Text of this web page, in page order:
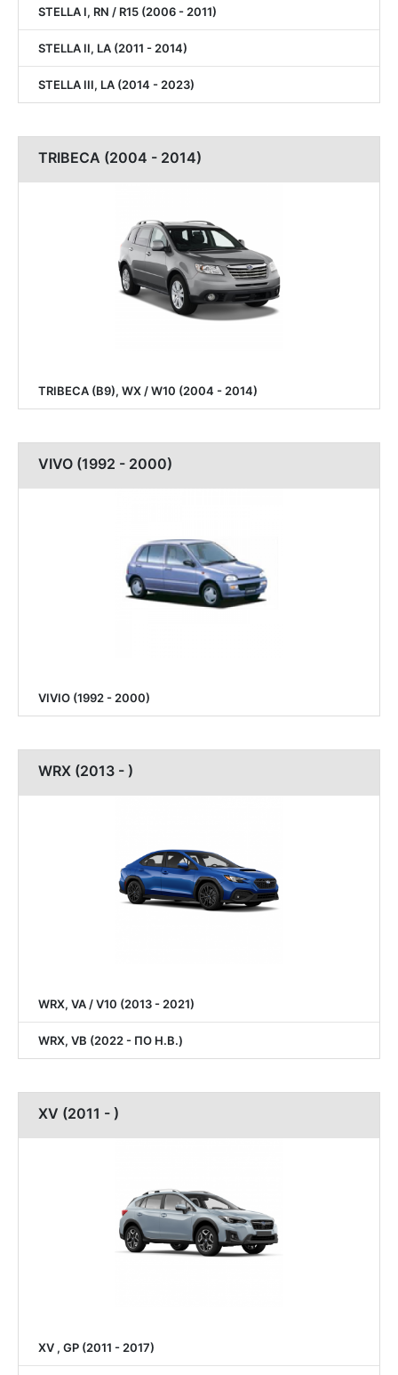
STELLA I, RN / R15 (2006 - 2011)
STELLA II, LA (2011 - 2014)
STELLA III, LA (2014 - 2023)
TRIBECA (2004 - 2014)
TRIBECA (B9), WX / W10 (2004 - 2014)
VIVO (1992 - 2000)
VIVIO (1992 - 2000)
WRX (2013 - )
WRX, VA / V10 (2013 - 2021)
WRX, VB (2022 - ПО Н.В.)
XV (2011 - )
XV , GP (2011 - 2017)